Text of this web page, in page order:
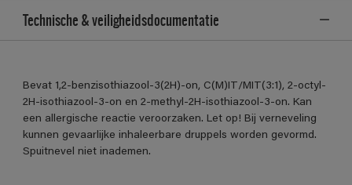
Technische & veiligheidsdocumentatie
Bevat 1,2-benzisothiazool-3(2H)-on, C(M)IT/MIT(3:1), 2-octyl-
2H-isothiazool-3-on en 2-methyl-2H-isothiazool-3-on. Kan
een allergische reactie veroorzaken. Let op! Bij verneveling
kunnen gevaarlijke inhaleerbare druppels worden gevormd.
Spuitnevel niet inademen.